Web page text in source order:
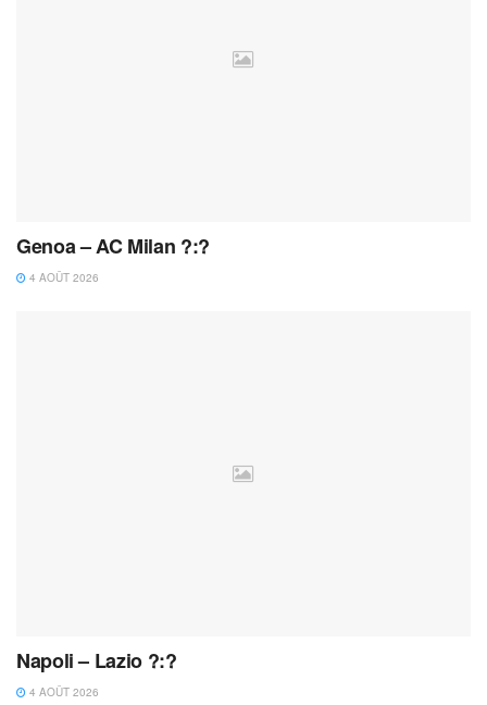
Genoa – AC Milan ?:?
4 AOÛT 2026
Napoli – Lazio ?:?
4 AOÛT 2026